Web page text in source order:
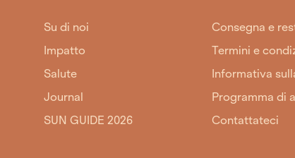
Su di noi
Impatto
Salute
Journal
SUN GUIDE 2026
Consegna e
Termini e
Informativa
Programma di
Contattateci